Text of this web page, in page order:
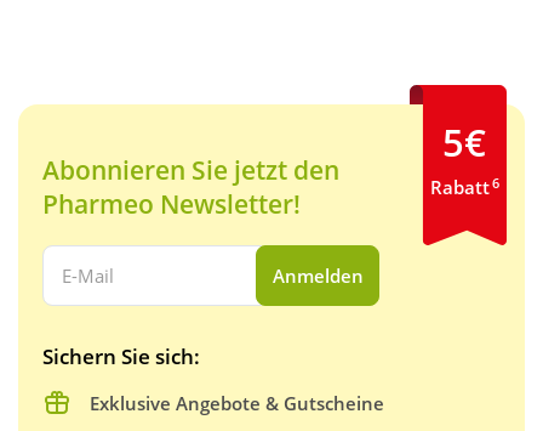
Abonnieren Sie jetzt den
Pharmeo Newsletter!
Ihre E-Mail Adresse:
Anmelden
Sichern Sie sich:
Exklusive Angebote & Gutscheine
5€
Rabatt6